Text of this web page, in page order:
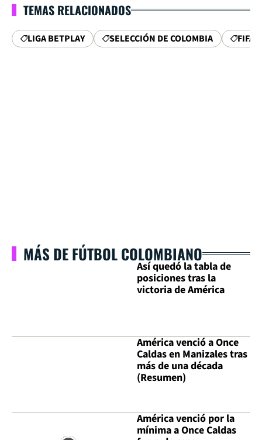
TEMAS RELACIONADOS
LIGA BETPLAY SELECCIÓN DE COLOMBIA FIFA
MÁS DE FÚTBOL COLOMBIANO
Así quedó la tabla de
posiciones tras la
victoria de América
América venció a Once
Caldas en Manizales tras
más de una década
(Resumen)
América venció por la
mínima a Once Caldas